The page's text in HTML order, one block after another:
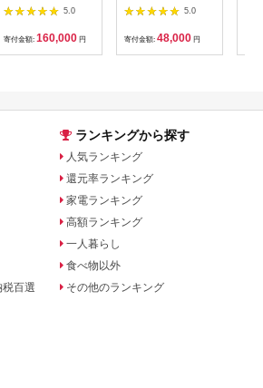
ケット 券 宿泊 旅行
5.0
寄付金額: 160,000 円
ィナーコースA ペア
5.0
寄付金額: 48,000 円
税百選
ランキングから探す
人気ランキング
還元率ランキング
家電ランキング
高額ランキング
一人暮らし
食べ物以外
その他のランキング